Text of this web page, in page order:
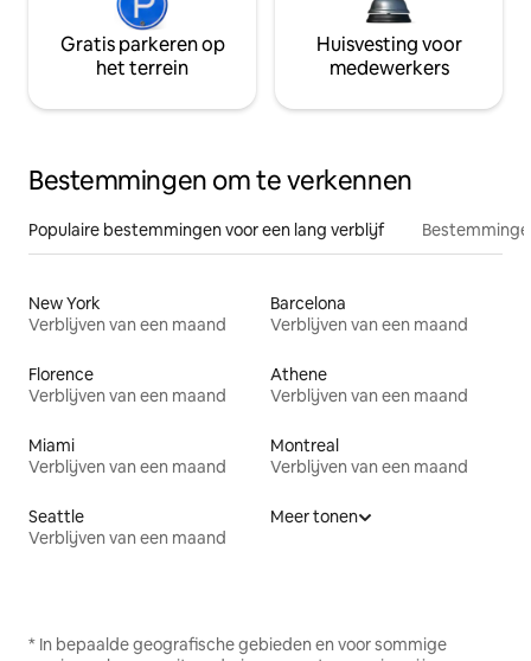
Gratis parkeren op
het terrein
Huisvesting voor
medewerkers
Bestemmingen om te verkennen
Populaire bestemmingen voor een lang verblijf
New York
Verblijven van een maand
Barcelona
Verblijven van een maand
Florence
Verblijven van een maand
Athene
Verblijven van een maand
Miami
Verblijven van een maand
Montreal
Verblijven van een maand
Seattle
Verblijven van een maand
Meer tonen
* In bepaalde geografische gebieden en voor sommige